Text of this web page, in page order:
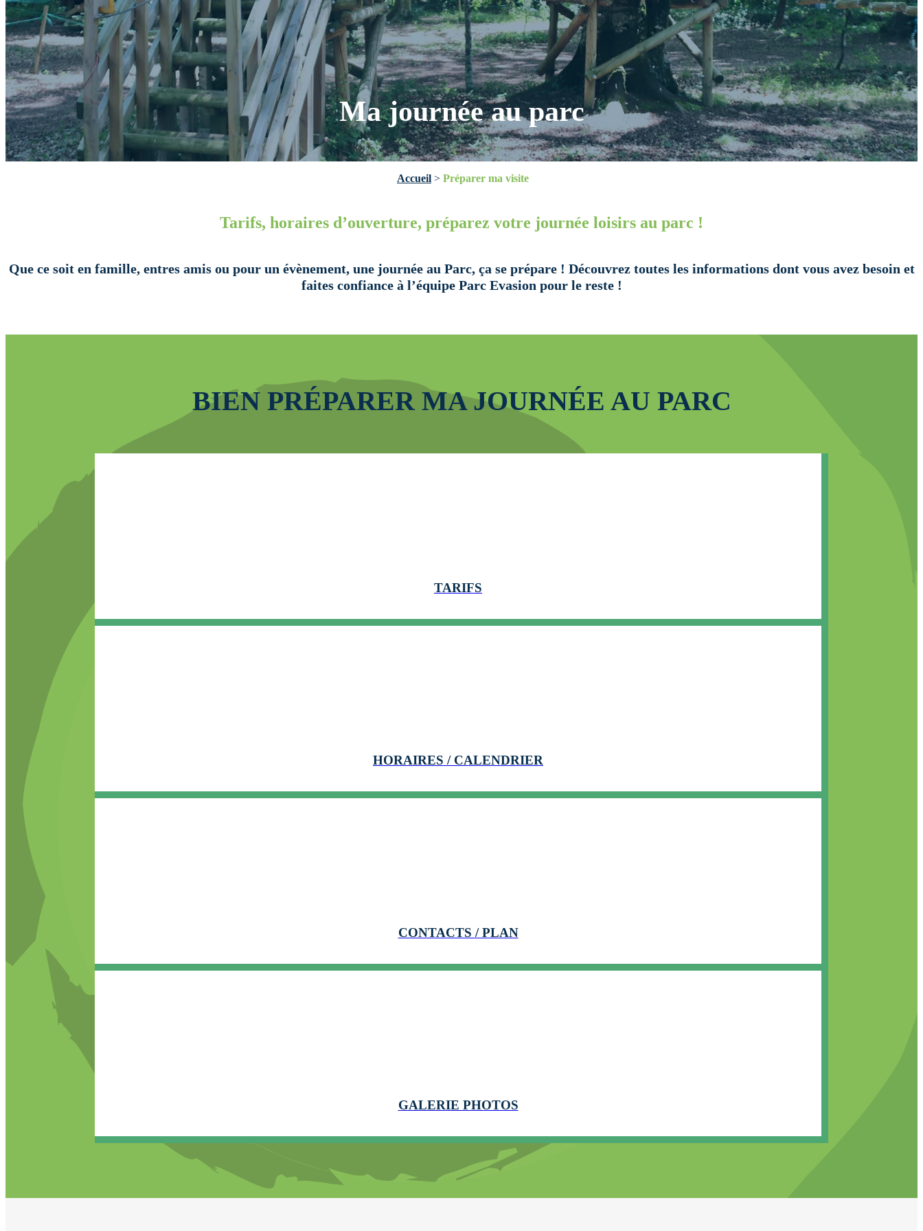
Ma journée au parc
Accueil > Préparer ma visite
Tarifs, horaires d’ouverture, préparez votre journée loisirs au parc !
Que ce soit en famille, entres amis ou pour un évènement, une journée au Parc, ça se prépare ! Découvrez toutes les informations dont vous avez besoin et
faites confiance à l’équipe Parc Evasion pour le reste !
BIEN PRÉPARER MA JOURNÉE AU PARC
TARIFS
HORAIRES / CALENDRIER
CONTACTS / PLAN
GALERIE PHOTOS